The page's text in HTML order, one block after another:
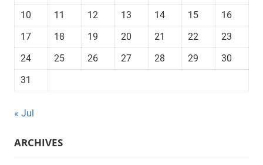
10
11 12 13 14 15
16
17
18 19 20 21 22
23
24
25 26 27 28 29
30
31
« Jul
ARCHIVES